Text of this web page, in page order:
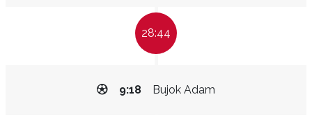
28:44
Bujok Adam
9:18